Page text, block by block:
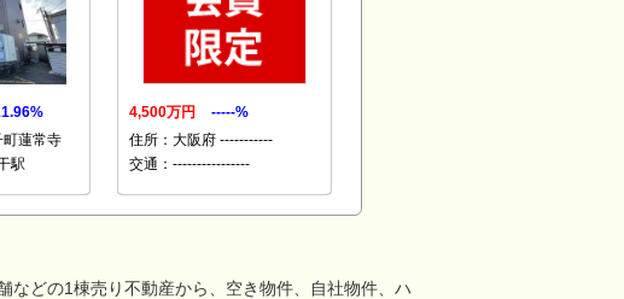
町蓮常寺
駅
4,500万円
-----%
住所：大阪府 -----------
交通：----------------
どの1棟売り不動産から、空き物件、自社物件、ハ